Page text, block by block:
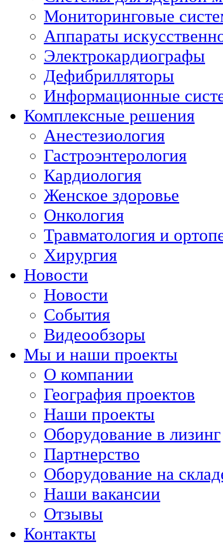
Мониторинговые
Аппараты
Электрокардиографы
Дефибрилляторы
Информационные
Комплексные решения
Анестезиология
Гастроэнтерология
Кардиология
Женское здоровье
Онкология
Травматология и
Хирургия
Новости
Новости
События
Видеообзоры
Мы и наши проекты
О компании
География проектов
Наши проекты
Оборудование в лизинг
Партнерство
Оборудование на
Наши вакансии
Отзывы
Контакты